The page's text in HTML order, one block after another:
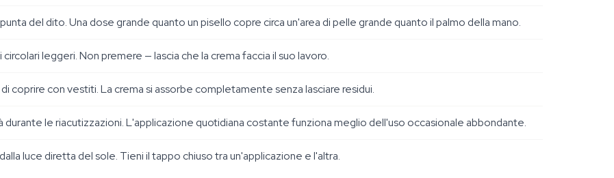
del dito. Una dose grande quanto un pisello copre circa un'area di pelle grande quanto il palmo della mano.
leggeri. Non premere — lascia che la crema faccia il suo lavoro.
coprire con vestiti. La crema si assorbe completamente senza lasciare residui.
le riacutizzazioni. L'applicazione quotidiana costante funziona meglio dell'uso occasionale abbondante.
luce diretta del sole. Tieni il tappo chiuso tra un'applicazione e l'altra.